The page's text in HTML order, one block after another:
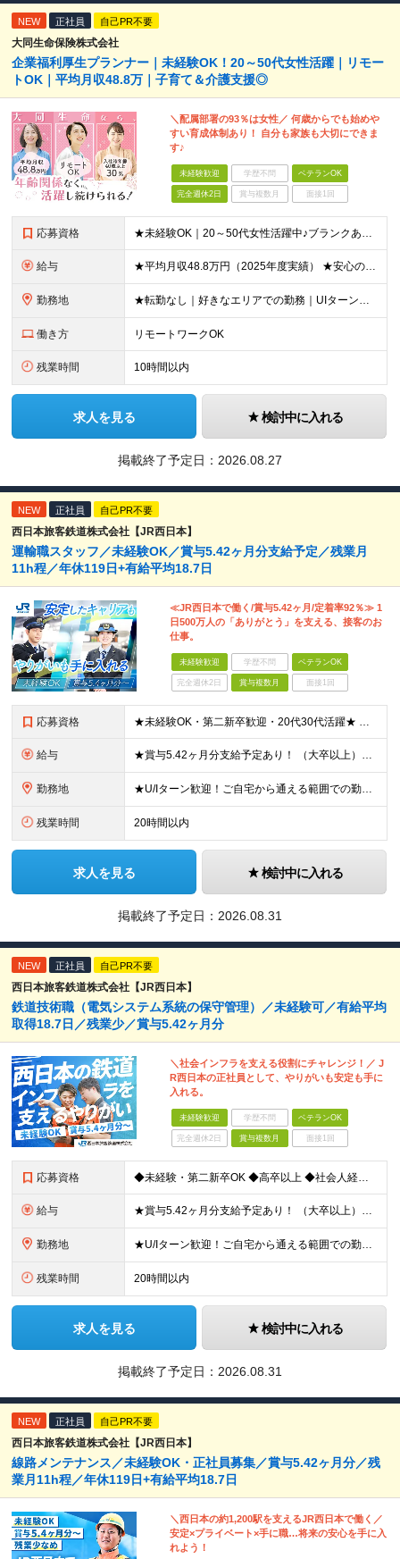
NEW 正社員 自己PR不要
大同生命保険株式会社
企業福利厚生プランナー｜未経験OK！20～50代女性活躍｜リモー
トOK｜平均月収48.8万｜子育て＆介護支援◎
＼配属部署の93％は女性／ 何歳からでも始めや
すい育成体制あり！ 自分も家族も大切にできま
す♪
未経験歓迎 学歴不問 ベテランOK
完全週休2日 賞与複数月 面接1回
応募資格 ★未経験OK｜20～50代女性活躍中♪ブランクありの方・ママさんも活躍中 ◆高卒以上 ◆社会人経験をお持ちの方 - 業界・業種・職種・経験年数は問いません。 «こんな方が応募＆入社しています！»
給与 ★平均月収48.8万円（2025年度実績） ★安心の固定給＋賞与年2回＋インセンティブ！手当も充実 月給21万円～23万円＋諸手当＋インセンティブ＋賞与年2回 ※給与は年間平均の税込定例給与です。賞
勤務地 ★転勤なし｜好きなエリアでの勤務｜UIターン歓迎 全国47都道府県にある支社のいずれかにて勤務していただきます。 ＜募集エリア＞ ◆北海道・東北：北海道/青森/宮城/岩手/秋田/山形/福島
働き方 リモートワークOK
残業時間 10時間以内
求人を見る 検討中に入れる
掲載終了予定日： 2026.08.27
NEW 正社員 自己PR不要
西日本旅客鉄道株式会社【JR西日本】
運輸職スタッフ／未経験OK／賞与5.42ヶ月分支給予定／残業月
11h程／年休119日+有給平均18.7日
≪JR西日本で働く/賞与5.42ヶ月/定着率92％≫ 1
日500万人の「ありがとう」を支える、接客のお
仕事。
未経験歓迎 学歴不問 ベテランOK
完全週休2日 賞与複数月 面接1回
応募資格 ★未経験OK・第二新卒歓迎・20代30代活躍★ ☆高卒以上 ☆社会人経験（就労経験）がある方 業界・ポジション・年数は不問です！ 「誰もが知る大手企業で働きたい」 「1人より、チームで仕事がした
給与 ★賞与5.42ヶ月分支給予定あり！ （大卒以上）月給24万1,692円～39万5,780円＋各種手当＋賞与2回 （高卒以上）月給22万2,662円～39万5,780円＋各種手当＋賞与2回 ※上記は
勤務地 ★U/Iターン歓迎！ご自宅から通える範囲での勤務となります ★JR西日本本社（大阪市北区）または、当社事業エリア内（北陸から北九州まで）の各支社で勤務 ※関西に本社あり※ 〈近畿エリア〉 三重県（
残業時間 20時間以内
求人を見る 検討中に入れる
掲載終了予定日： 2026.08.31
NEW 正社員 自己PR不要
西日本旅客鉄道株式会社【JR西日本】
鉄道技術職（電気システム系統の保守管理）／未経験可／有給平均
取得18.7日／残業少／賞与5.42ヶ月分
＼社会インフラを支える役割にチャレンジ！／ J
R西日本の正社員として、やりがいも安定も手に
入れる。
未経験歓迎 学歴不問 ベテランOK
完全週休2日 賞与複数月 面接1回
応募資格 ◆未経験・第二新卒OK ◆高卒以上 ◆社会人経験（就労経験）がある方 └業界・ポジション・年数不問 〈20～30代の社員が多数活躍中！〉 若手からベテランまで、さまざまな方が在籍。 前職経験を活かし
給与 ★賞与5.42ヶ月分支給予定あり！ （大卒以上）月給24万1,692円～39万5,780円＋各種手当＋賞与2回 （高卒以上）月給22万2,662円～39万5,780円＋各種手当＋賞与2回 ※上記は
勤務地 ★U/Iターン歓迎！ご自宅から通える範囲での勤務となります ★JR西日本本社（大阪市北区）または、当社事業エリア内（北陸から北九州まで）の各支社で勤務 ※関西に本社あり※ 〈近畿エリア〉 三重県（
残業時間 20時間以内
求人を見る 検討中に入れる
掲載終了予定日： 2026.08.31
NEW 正社員 自己PR不要
西日本旅客鉄道株式会社【JR西日本】
線路メンテナンス／未経験OK・正社員募集／賞与5.42ヶ月分／残
業月11h程／年休119日+有給平均18.7日
＼西日本の約1,200駅を支えるJR西日本で働く／
安定×プライベート×手に職…将来の安心を手に入
れよう！